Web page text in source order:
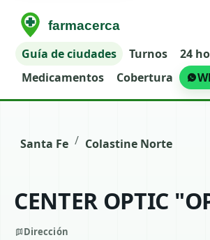
Guía de ciudades Turnos
24
Medicamentos
Cobertura
Santa Fe / Colastine Norte
CENTER OPTIC
Dirección